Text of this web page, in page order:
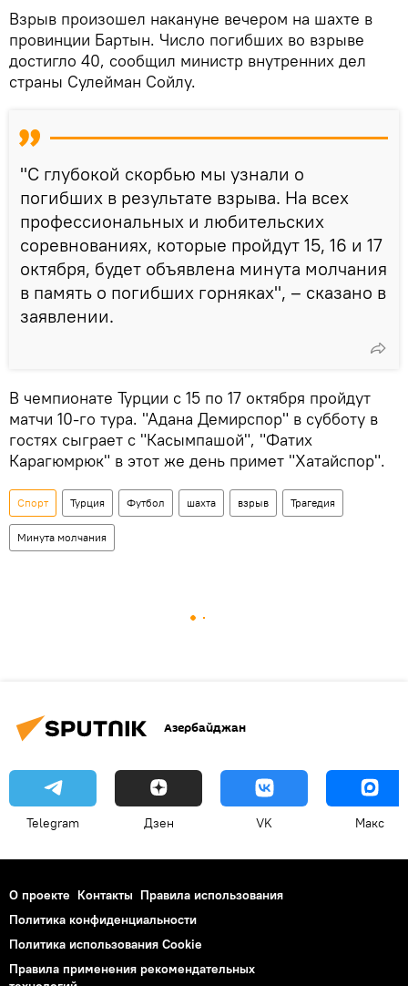
Взрыв произошел накануне вечером на шахте в
провинции Бартын. Число погибших во взрыве
достигло 40, сообщил министр внутренних дел
страны Сулейман Сойлу.
"С глубокой скорбью мы узнали о
погибших в результате взрыва. На всех
профессиональных и любительских
соревнованиях, которые пройдут 15, 16 и 17
октября, будет объявлена минута молчания
в память о погибших горняках", – сказано в
заявлении.
В чемпионате Турции с 15 по 17 октября пройдут
матчи 10-го тура. "Адана Демирспор" в субботу в
гостях сыграет с "Касымпашой", "Фатих
Карагюмрюк" в этот же день примет "Хатайспор".
Спорт Турция Футбол шахта взрыв Трагедия
Минута молчания
Азербайджан
Telegram Дзен VK Макс
О проекте Контакты Правила использования
Политика конфиденциальности
Политика использования Cookie
Правила применения рекомендательных